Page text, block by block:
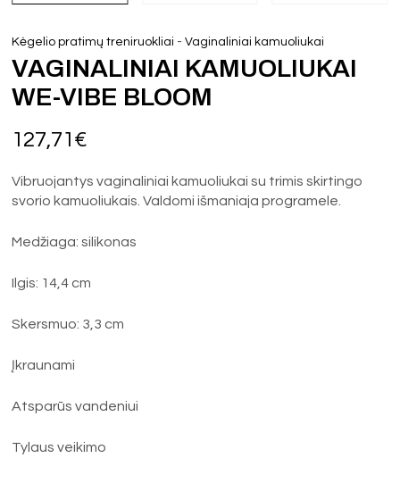
Kėgelio pratimų treniruokliai -Vaginaliniai kamuoliukai
VAGINALINIAI KAMUOLIUKAI
WE-VIBE BLOOM
127,71 €
Vibruojantys vaginaliniai kamuoliukai su trimis skirtingo
svorio kamuoliukais. Valdomi išmaniaja programele.
Medžiaga: silikonas
Ilgis: 14,4 cm
Skersmuo: 3,3 cm
Įkraunami
Atsparūs vandeniui
Tylaus veikimo